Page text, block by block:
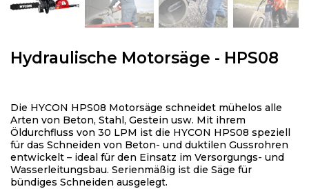
Hydraulische Motorsäge - HPS08
Die HYCON HPS08 Motorsäge schneidet mühelos alle
Arten von Beton, Stahl, Gestein usw. Mit ihrem
Öldurchfluss von 30 LPM ist die HYCON HPS08 speziell
für das Schneiden von Beton- und duktilen Gussrohren
entwickelt – ideal für den Einsatz im Versorgungs- und
Wasserleitungsbau. Serienmäßig ist die Säge für
bündiges Schneiden ausgelegt.